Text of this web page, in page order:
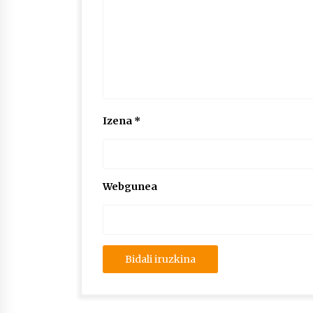
Izena *
Webgunea